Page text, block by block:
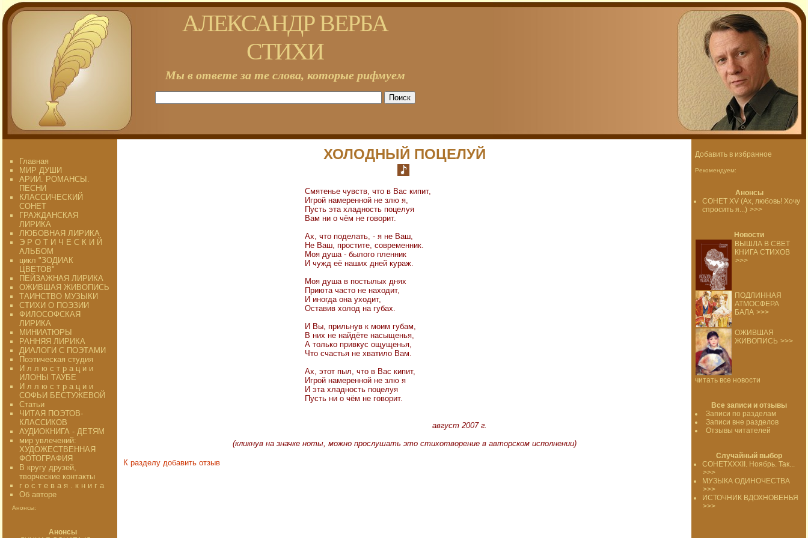
АЛЕКСАНДР ВЕРБА
СТИХИ
Мы в ответе за те слова, которые рифмуем
Добавить в избранное
Рекомендуем:
Анонсы
СОНЕТ XV (Ах, любовь! Хочу
спросить я...) >>>
Новости
ВЫШЛА В СВЕТ
КНИГА СТИХОВ
>>>
ПОДЛИННАЯ
АТМОСФЕРА
БАЛА >>>
ОЖИВШАЯ
ЖИВОПИСЬ >>>
читать все новости
Все записи и отзывы
Записи по разделам
Записи вне разделов
Отзывы читателей
Случайный выбор
СОНЕТXXXII. Ноябрь. Так...
>>>
МУЗЫКА ОДИНОЧЕСТВА
>>>
ИСТОЧНИК ВДОХНОВЕНЬЯ
>>>
Главная
МИР ДУШИ
АРИИ. РОМАНСЫ.
ПЕСНИ
КЛАССИЧЕСКИЙ
СОНЕТ
ГРАЖДАНСКАЯ
ЛИРИКА
ЛЮБОВНАЯ ЛИРИКА
Э Р О Т И Ч Е С К И Й
АЛЬБОМ
цикл "ЗОДИАК
ЦВЕТОВ"
ПЕЙЗАЖНАЯ ЛИРИКА
ОЖИВШАЯ ЖИВОПИСЬ
ТАИНСТВО МУЗЫКИ
СТИХИ О ПОЭЗИИ
ФИЛОСОФСКАЯ
ЛИРИКА
МИНИАТЮРЫ
РАННЯЯ ЛИРИКА
ДИАЛОГИ С ПОЭТАМИ
Поэтическая студия
И л л ю с т р а ц и и
ИЛОНЫ ТАУБЕ
И л л ю с т р а ц и и
СОФЬИ БЕСТУЖЕВОЙ
Статьи
ЧИТАЯ ПОЭТОВ-
КЛАССИКОВ
АУДИОКНИГА - ДЕТЯМ
мир увлечений:
ХУДОЖЕСТВЕННАЯ
ФОТОГРАФИЯ
В кругу друзей,
творческие контакты
г о с т е в а я . к н и г а
Об авторе
Анонсы:
Анонсы
ХОЛОДНЫЙ ПОЦЕЛУЙ
Смятенье чувств, что в Вас кипит,
Игрой намеренной не злю я,
Пусть эта хладность поцелуя
Вам ни о чём не говорит.
Ах, что поделать, - я не Ваш,
Не Ваш, простите, современник.
Моя душа - былого пленник
И чужд её наших дней кураж.
Моя душа в постылых днях
Приюта часто не находит,
И иногда она уходит,
Оставив холод на губах.
И Вы, прильнув к моим губам,
В них не найдёте насыщенья,
А только привкус ощущенья,
Что счастья не хватило Вам.
Ах, этот пыл, что в Вас кипит,
Игрой намеренной не злю я
И эта хладность поцелуя
Пусть ни о чём не говорит.
август 2007 г.
(кликнув на значке ноты, можно прослушать это стихотворение в авторском исполнении)
К разделу добавить отзыв